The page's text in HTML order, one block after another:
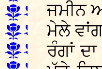
ਜਮੀਨ
ਮੇਲੇ
ਰੰਗਾਂ